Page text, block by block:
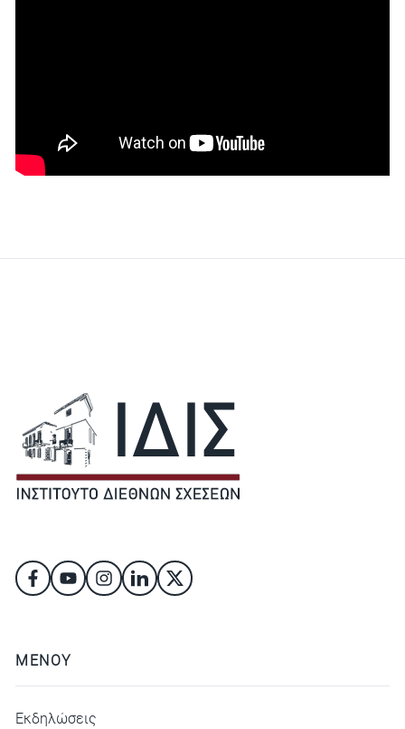
ΜΕΝΟΥ
Εκδηλώσεις